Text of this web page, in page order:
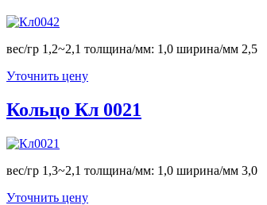
вес/гр 1,2~2,1 толщина/мм: 1,0 ширина/мм 2,5
Уточнить цену
Кольцо Кл 0021
вес/гр 1,3~2,1 толщина/мм: 1,0 ширина/мм 3,0
Уточнить цену